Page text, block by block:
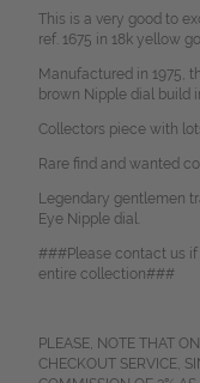
This is a very good to
ref. 1675 in 18k yellow
Manufactured in 1975,
brown Nipple dial build
Collectors piece with
Rare find and wanted
Legendary gentlemen
Eye Nipple dial.
###Please contact us
entire collection###
PLEASE, NOTE THAT
CHECKOUT SERVICE,